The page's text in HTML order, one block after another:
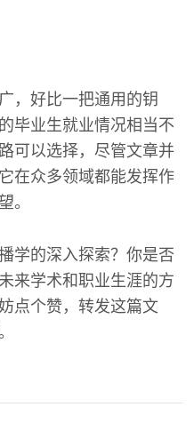
，好比一把通用的钥
毕业生就业情况相当不
可以选择，尽管文章并
在众多领域都能发挥作
。
学的深入探索？你是否
来学术和职业生涯的方
点个赞，转发这篇文